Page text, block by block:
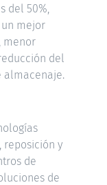
del 50%,
mejor
menor
del
almacenaje.
reposición y
de
de